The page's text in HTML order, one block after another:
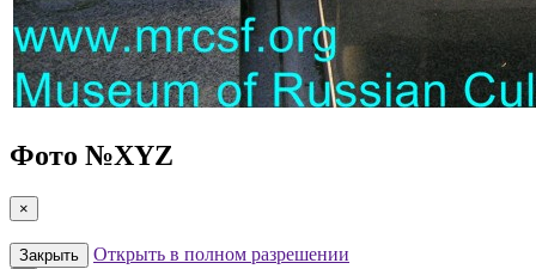
Фото №XYZ
×
Закрыть Открыть в полном разрешении